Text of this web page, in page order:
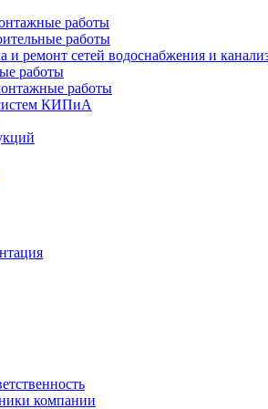
работы
работы
и ремонт сетей водоснабжения и
работы
работы
КИПиА
компании